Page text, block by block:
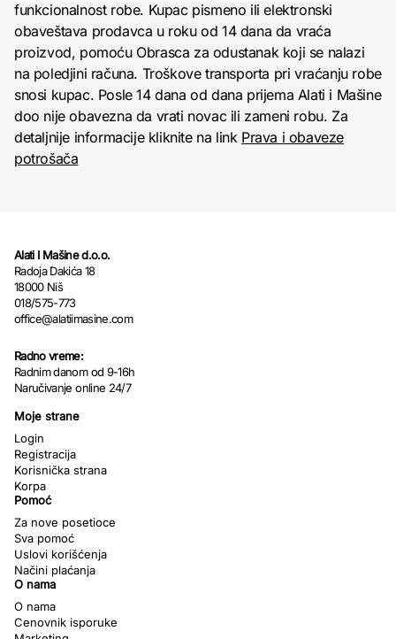
funkcionalnost robe. Kupac pismeno ili elektronski
obaveštava prodavca u roku od 14 dana da vraća
proizvod, pomoću Obrasca za odustanak koji se nalazi
na poledjini računa. Troškove transporta pri vraćanju robe
snosi kupac. Posle 14 dana od dana prijema Alati i Mašine
doo nije obavezna da vrati novac ili zameni robu. Za
detaljnije informacije kliknite na link Prava i obaveze
potrošača
Alati I Mašine d.o.o.
Radoja Dakića 18
18000 Niš
018/575-773
office@alatiimasine.com
Radno vreme:
Radnim danom od 9-16h
Naručivanje online 24/7
Moje strane
Login
Registracija
Korisnička strana
Korpa
Pomoć
Za nove posetioce
Sva pomoć
Uslovi korišćenja
Načini plaćanja
O nama
O nama
Cenovnik isporuke